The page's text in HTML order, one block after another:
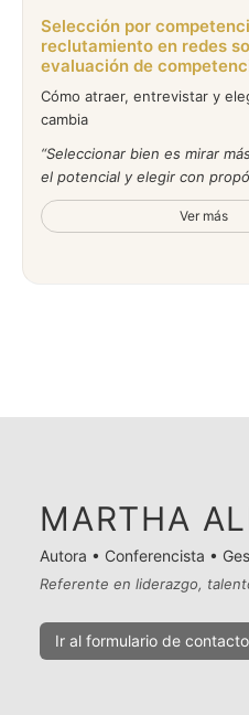
Selección por
reclutamiento en redes
evaluación de
Cómo atraer, entrevistar y
cambia
Seleccionar bien es mirar
el potencial y elegir con
Ver más
MARTHA
Autora • Conferencista •
Referente en liderazgo,
Ir al formulario de contacto